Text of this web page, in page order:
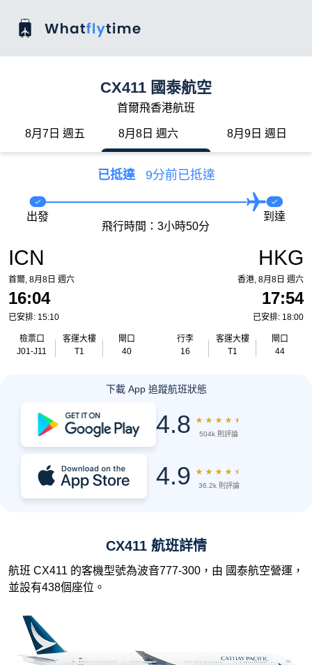
CX411 國泰航空
首爾飛香港航班
8月7日 週五 8月8日 週六 8月9日 週日
已抵達 9分前已抵達
ICN
首爾, 8月8日 週六
16:04
已安排: 15:10
檢票口
J01-J11
客運大樓
T1
閘口
40
出發
飛行時間：3小時50分
到達
HKG
香港, 8月8日 週六
17:54
已安排: 18:00
行李
16
客運大樓
T1
閘口
44
下載 App 追蹤航班狀態
4.8 ★ ★ ★ ★ ★
504k 則評論
4.9 ★ ★ ★ ★ ★
36.2k 則評論
CX411 航班詳情
航班 CX411 的客機型號為波音777-300，由 國泰航空營運，
並設有438個座位。